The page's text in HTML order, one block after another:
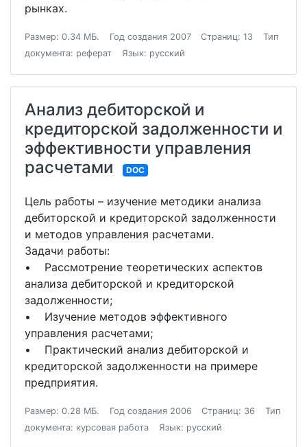
рынках.
Размер: 0.34 МБ. Год создания 2007 Страниц: 13
Тип
документа: реферат
Язык: русский
Анализ дебиторской и
кредиторской задолженности и
эффективности управления
расчетами
DOC
Цель работы – изучение методики анализа
дебиторской и кредиторской задолженности
и методов управления расчетами.
Задачи работы:
• Рассмотрение теоретических аспектов
анализа дебиторской и кредиторской
задолженности;
• Изучение методов эффективного
управления расчетами;
• Практический анализ дебиторской и
кредиторской задолженности на примере
предприятия.
Размер: 0.28 МБ. Год создания 2006 Страниц: 36
Тип
документа: курсовая работа
Язык: русский